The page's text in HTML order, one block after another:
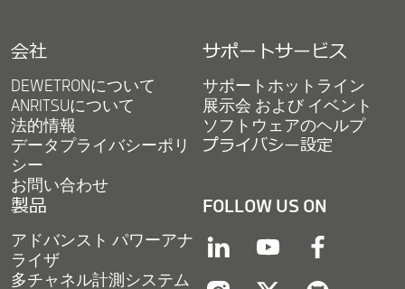
会社
DEWETRONについて
ANRITSUについて
法的情報
データプライバシーポリ
シー
お問い合わせ
サポートサービス
サポートホットライン
展示会 および イベント
ソフトウェアのヘルプ
プライバシー設定
製品
アドバンスト パワーアナ
ライザ
多チャネル計測システム
FOLLOW US ON
linkedinyoutubefacebook